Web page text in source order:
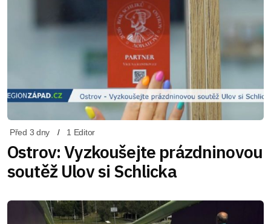
Před 3 dny 1 Editor
Ostrov: Vyzkoušejte prázdninovou
soutěž Ulov si Schlicka